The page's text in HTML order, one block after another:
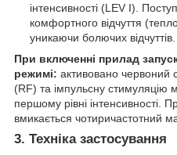
інтенсивності (LEV I).
комфортного відчуття
уникаючи болючих відчуттів.
При включенні прилад
режимі: активовано червоний
(RF) та імпульсну стимуляцію
першому рівні інтенсивності.
вмикається чотиричастотний
3. Техніка застосування